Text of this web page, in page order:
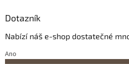
Dotazník
Nabízí náš e-shop dostatečné
Ano